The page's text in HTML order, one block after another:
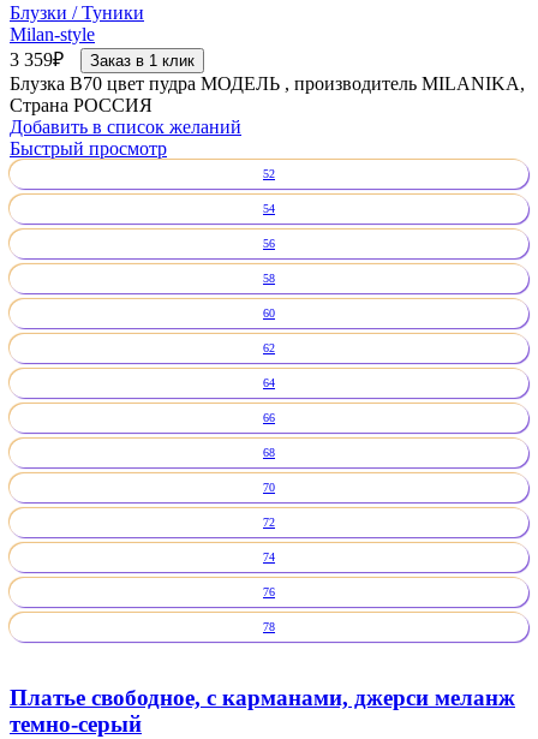
Блузки / Туники
Milan-style
3 359₽ Заказ в 1 клик
Блузка В70 цвет пудра МОДЕЛЬ , производитель MILANIKA,
Страна РОССИЯ
Добавить в список желаний
Быстрый просмотр
52
54
56
58
60
62
64
66
68
70
72
74
76
78
Платье свободное, с карманами, джерси меланж
темно-серый